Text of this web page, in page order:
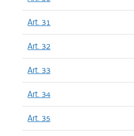
Art. 31
Art. 32
Art. 33
Art. 34
Art. 35